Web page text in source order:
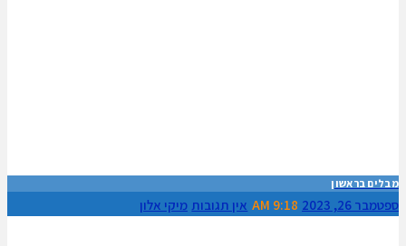
מבלים בראשון
ספטמבר 26, 2023 9:18 AM אין תגובות מיקי אלון